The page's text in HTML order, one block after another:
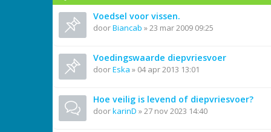
Voedsel voor vissen.
doorBiancab »23 mar 2009 09:25
Voedingswaarde diepvriesvoer
doorEska » 04 apr 2013 13:01
Hoe veilig is levend of diepvriesvoer?
doorkarinD »27 nov 2023 14:40